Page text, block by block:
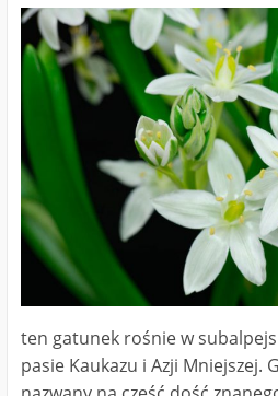
ten gatunek rośnie w
pasie Kaukazu i Azji Mniejszej.